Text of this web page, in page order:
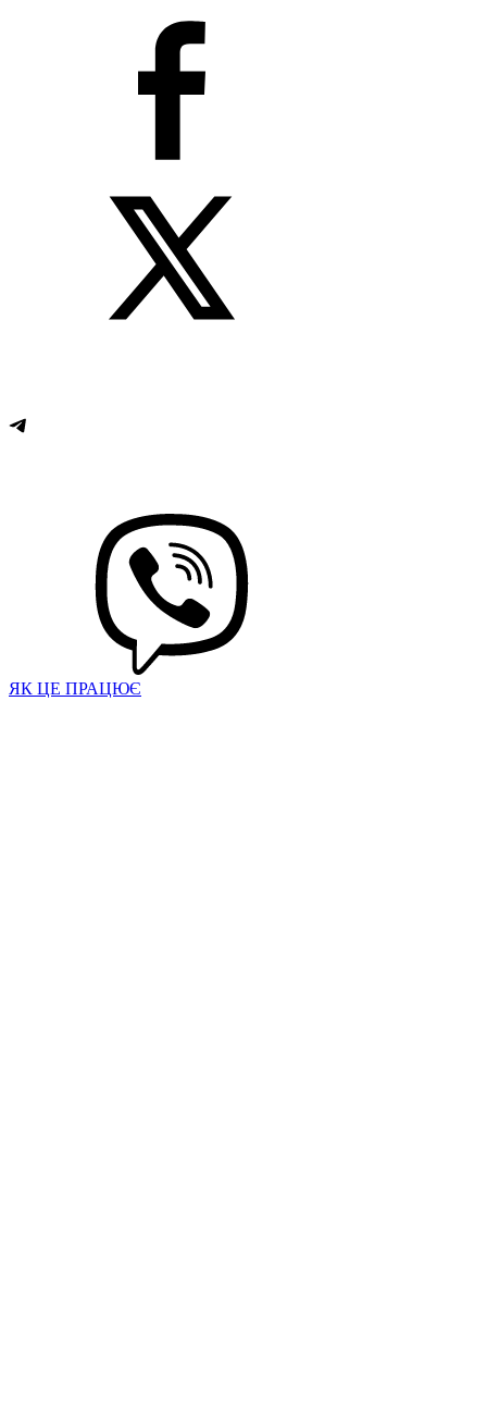
ЯК ЦЕ ПРАЦЮЄ